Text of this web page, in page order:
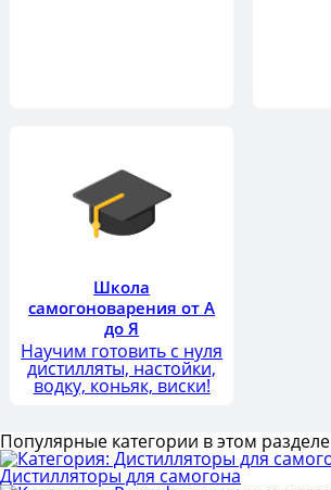
Школа
самогоноварения от А
до Я
Научим готовить с нуля
дистилляты, настойки,
водку, коньяк, виски!
Популярные категории в этом разделе
Дистилляторы для самогона